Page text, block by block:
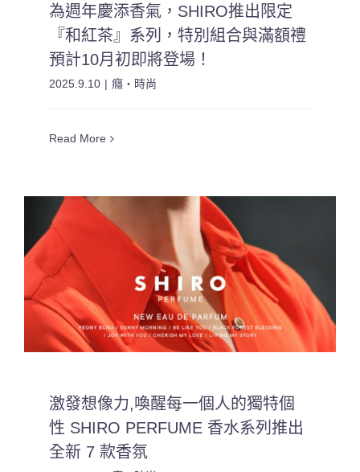
為週年慶添香氣，SHIRO推出限定
『和紅茶』系列，特別組合與滿額禮
預計10月初即將登場！
2025.9.10 | 癮・時尚
Read More
激發想像力,喚醒每一個人的獨特個
性 SHIRO PERFUME 香水系列推出
全新 7 款香氛